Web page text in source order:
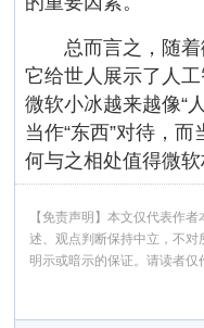
总而言之，随着
它给世人展示了人
微软小冰越来越像“
当作“东西”对待，而
何与之相处值得微软
【免责声明】本文仅代表作
述、观点判断保持中立，不
明示或暗示的保证。请读者仅